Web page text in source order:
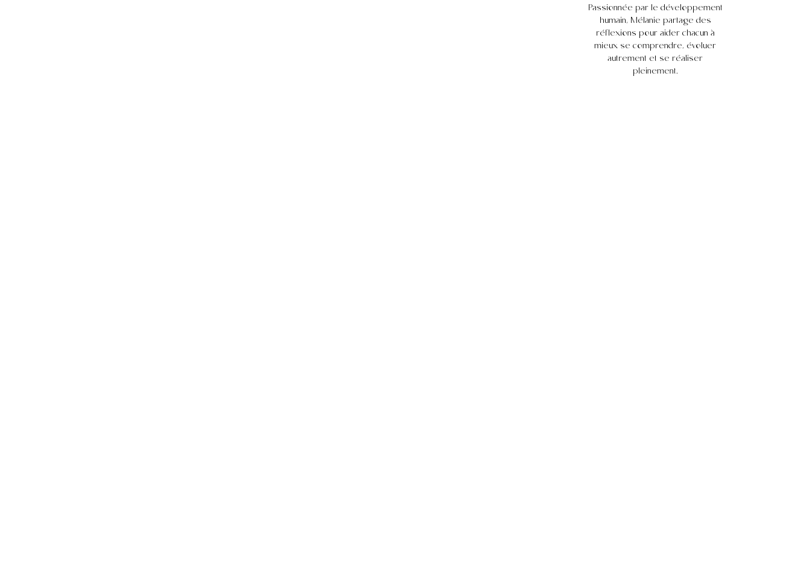
Passionnée par le développement
humain, Mélanie partage des
réflexions pour aider chacun à
mieux se comprendre, évoluer
autrement et se réaliser
pleinement.